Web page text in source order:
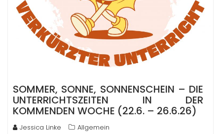
SOMMER, SONNE, SONNENSCHEIN – DIE
UNTERRICHTSZEITEN IN DER
KOMMENDEN WOCHE (22.6. – 26.6.26)
Jessica Linke
Allgemein